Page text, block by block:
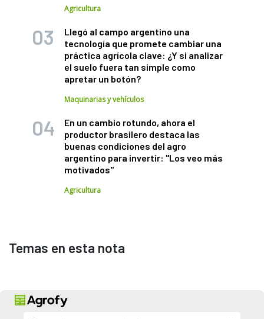
Agricultura
Llegó al campo argentino una
tecnología que promete cambiar una
práctica agrícola clave: ¿Y si analizar
el suelo fuera tan simple como
apretar un botón?
Maquinarias y vehículos
En un cambio rotundo, ahora el
productor brasilero destaca las
buenas condiciones del agro
argentino para invertir: "Los veo más
motivados"
Agricultura
Temas en esta nota